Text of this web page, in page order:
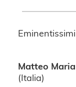
Matteo
(Italia)